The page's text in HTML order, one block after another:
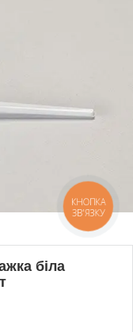
біла
КНОПКА
ЗВ'ЯЗКУ